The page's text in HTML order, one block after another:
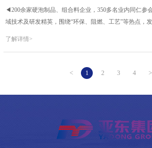
◀200余家硬泡制品、组合料企业，350多名业内同仁参
域技术及研发精英，围绕“环保、阻燃、工艺”等热点，发
了解详情>
< 1 2 3 4 >